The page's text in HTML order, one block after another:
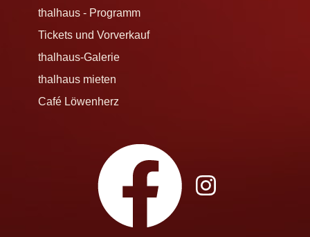
thalhaus - Programm
Tickets und Vorverkauf
thalhaus-Galerie
thalhaus mieten
Café Löwenherz